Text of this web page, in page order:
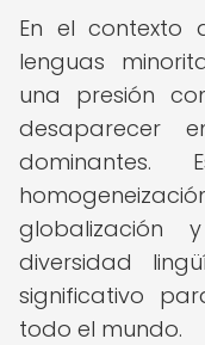
En el contexto
lenguas
una presión
desaparecer
diversidad
significativo
todo el mundo.